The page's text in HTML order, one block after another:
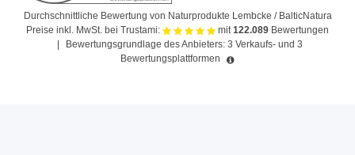
Durchschnittliche Bewertung von Naturprodukte Lembcke / BalticNatura
Preise inkl. MwSt. bei Trustami:
mit122.089 Bewertungen
Bewertungsgrundlage des Anbieters: 3 Verkaufs- und 3
Bewertungsplattformen